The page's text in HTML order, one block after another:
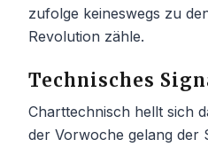
zufolge keineswegs zu
Revolution zähle.
Technisches
Charttechnisch hellt sich
der Vorwoche gelang der